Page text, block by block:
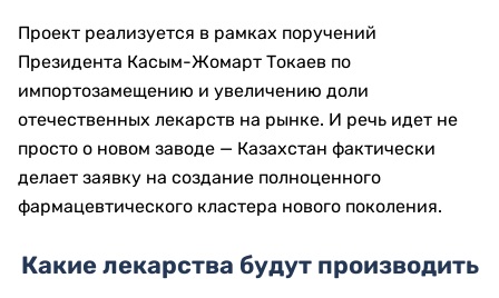
Проект реализуется в рамках поручений
Президента Касым-Жомарт Токаев по
импортозамещению и увеличению доли
отечественных лекарств на рынке. И речь идет не
просто о новом заводе — Казахстан фактически
делает заявку на создание полноценного
фармацевтического кластера нового поколения.
Какие лекарства будут производить